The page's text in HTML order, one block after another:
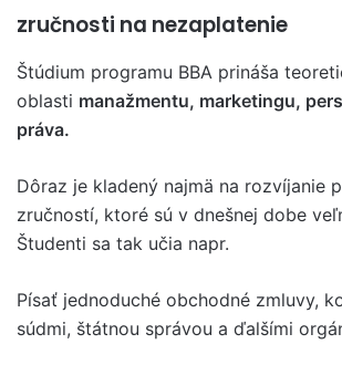
zručnosti na nezaplatenie
Štúdium programu BBA prináša
oblasti manažmentu, marketingu,
práva.
Dôraz je kladený najmä na rozvíjanie
zručností, ktoré sú v dnešnej dobe
Študenti sa tak učia napr.
Písať jednoduché obchodné zmluvy,
súdmi, štátnou správou a ďalšími